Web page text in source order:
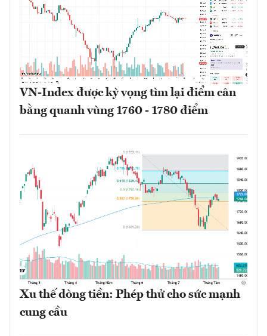
VN-Index được kỳ vọng tìm lại điểm cân
bằng quanh vùng 1760 - 1780 điểm
Xu thế dòng tiền: Phép thử cho sức mạnh
cung cầu